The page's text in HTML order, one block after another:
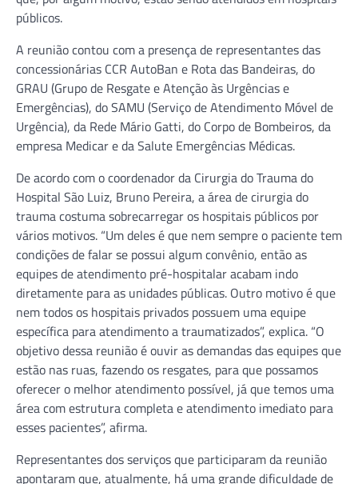
públicos.
A reunião contou com a presença de representantes das
concessionárias CCR AutoBan e Rota das Bandeiras, do
GRAU (Grupo de Resgate e Atenção às Urgências e
Emergências), do SAMU (Serviço de Atendimento Móvel de
Urgência), da Rede Mário Gatti, do Corpo de Bombeiros, da
empresa Medicar e da Salute Emergências Médicas.
De acordo com o coordenador da Cirurgia do Trauma do
Hospital São Luiz, Bruno Pereira, a área de cirurgia do
trauma costuma sobrecarregar os hospitais públicos por
vários motivos. “Um deles é que nem sempre o paciente tem
condições de falar se possui algum convênio, então as
equipes de atendimento pré-hospitalar acabam indo
diretamente para as unidades públicas. Outro motivo é que
nem todos os hospitais privados possuem uma equipe
específica para atendimento a traumatizados”, explica. “O
objetivo dessa reunião é ouvir as demandas das equipes que
estão nas ruas, fazendo os resgates, para que possamos
oferecer o melhor atendimento possível, já que temos uma
área com estrutura completa e atendimento imediato para
esses pacientes”, afirma.
Representantes dos serviços que participaram da reunião
apontaram que, atualmente, há uma grande dificuldade de